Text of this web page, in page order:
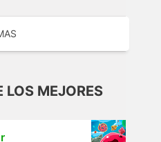
LOS MEJORES